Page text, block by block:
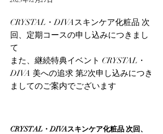
CRYSTAL・DIVAスキンケア化粧品 次
回、定期コースの申し込みにつきまし
て
また、継続特典イベント CRYSTAL・
DIVA 美への追求 第2次申し込みにつき
ましてのご案内でございます
CRYSTAL・DIVAスキンケア化粧品 次回、